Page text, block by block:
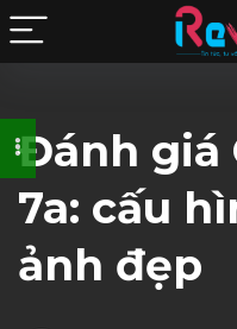
Đánh giá
7a: cấu
ảnh đẹp